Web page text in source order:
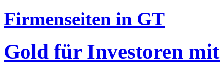
Firmenseiten in GT
Gold für Investoren